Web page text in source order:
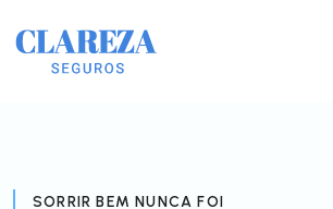
SORRIR BEM NUNCA FOI